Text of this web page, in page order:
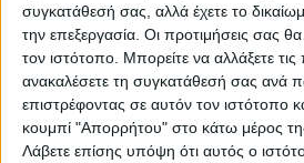
συγκατάθεσή σας, αλλά έχετε το
την επεξεργασία. Οι προτιμήσεις σας
τον ιστότοπο. Μπορείτε να αλλάξετε
ανακαλέσετε τη συγκατάθεσή σας ανά
επιστρέφοντας σε αυτόν τον ιστότοπο
κουμπί "Απορρήτου" στο κάτω μέρος της
Λάβετε επίσης υπόψη ότι αυτός ο
Έχουν γνωμοδοτήσει για την
Περιβαλλοντικών Επιπτώσεων)
αρμόδιοι φορείς.
Όμως, υπήρξαν τρεις
Περιβάλλοντος και
Περιβάλλοντος και Χωρικού